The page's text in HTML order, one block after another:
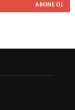
ABONE OL